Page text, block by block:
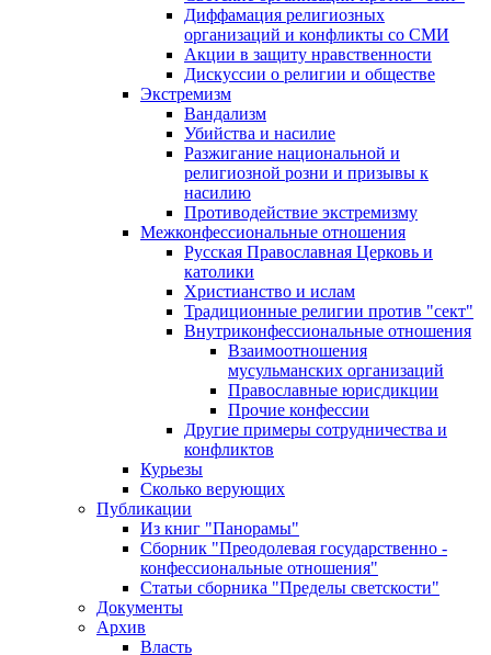
Диффамация религиозных
организаций и конфликты со СМИ
Акции в защиту нравственности
Дискуссии о религии и обществе
Экстремизм
Вандализм
Убийства и насилие
Разжигание национальной и
религиозной розни и призывы к
насилию
Противодействие экстремизму
Межконфессиональные отношения
Русская Православная Церковь и
католики
Христианство и ислам
Традиционные религии против "сект"
Внутриконфессиональные отношения
Взаимоотношения
мусульманских организаций
Православные юрисдикции
Прочие конфессии
Другие примеры сотрудничества и
конфликтов
Курьезы
Сколько верующих
Публикации
Из книг "Панорамы"
Сборник "Преодолевая государственно -
конфессиональные отношения"
Статьи сборника "Пределы светскости"
Документы
Архив
Власть